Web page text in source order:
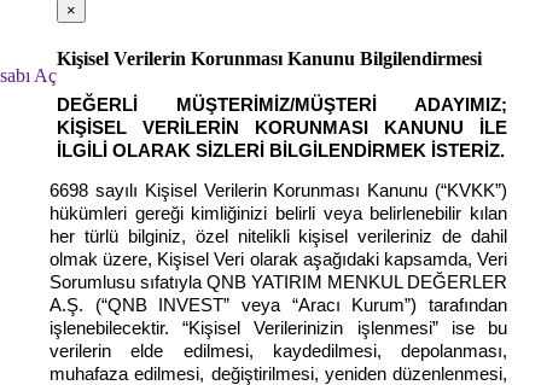
Aç
×
Kişisel Verilerin Korunması Kanunu Bilgilendirmesi
DEĞERLİ MÜŞTERİMİZ/MÜŞTERİ ADAYIMIZ;
KİŞİSEL VERİLERİN KORUNMASI KANUNU İLE
İLGİLİ OLARAK SİZLERİ BİLGİLENDİRMEK İSTERİZ.
6698 sayılı Kişisel Verilerin Korunması Kanunu (“KVKK”)
hükümleri gereği kimliğinizi belirli veya belirlenebilir kılan
her türlü bilginiz, özel nitelikli kişisel verileriniz de dahil
olmak üzere, Kişisel Veri olarak aşağıdaki kapsamda, Veri
Sorumlusu sıfatıyla QNB YATIRIM MENKUL DEĞERLER
A.Ş. (“QNB INVEST” veya “Aracı Kurum”) tarafından
işlenebilecektir. “Kişisel Verilerinizin işlenmesi” ise bu
verilerin elde edilmesi, kaydedilmesi, depolanması,
muhafaza edilmesi, değiştirilmesi, yeniden düzenlenmesi,